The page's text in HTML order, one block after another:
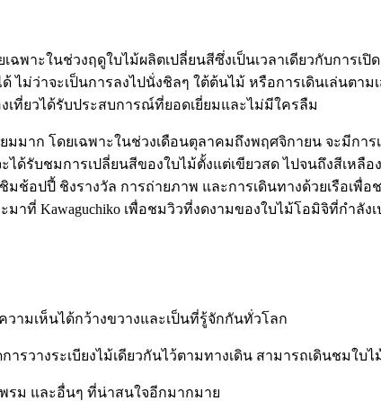
ะในช่วงฤดูใบไม้ผลิตเปลี่ยนสีซึ่งเป็นเวลาเดียวกับการเปิ
ว่าจะเป็นการลงไปนั่งชิลๆ ใต้ต้นไม้ หรือการเดินเล่นตาม
ที่ยวได้รับประสบการณ์ที่ยอดเยี่ยมและไม่มีใครลืม
มาก โดยเฉพาะในช่วงเดือนตุลาคมถึงพฤศจิกายน จะมีการ
รับชมการเปลี่ยนสีของใบไม้ตั้งแต่เขียวสด ไปจนถึงสีเหลือ
อปปี้ ชิงรางวัล การถ่ายภาพ และการเดินทางด้วยเรือเพื่อ
ที่ Kawaguchiko เพื่อชมวิวที่งดงามของใบไม้โอมิจิที่กำลัง
ามเห็นได้กว้างขวางและเป็นที่รู้จักกันทั่วโลก
วางระเบียงไม้เดียวกันไว้ตามทางเดิน สามารถเดินชมใบ
รม และอื่นๆ ที่น่าสนใจอีกมากมาย